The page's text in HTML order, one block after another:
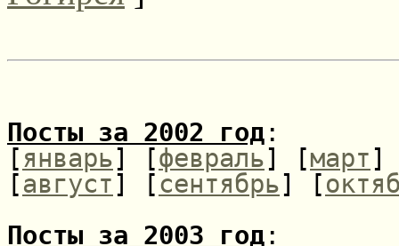
Посты за 2002 год :
[январь] [февраль] [март]
[август] [сентябрь] [
Посты за 2003 год :